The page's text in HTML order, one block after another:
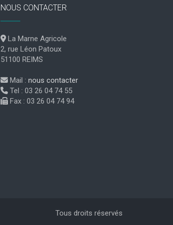
NOUS CONTACTER
La Marne Agricole
2, rue Léon Patoux
51100 REIMS
Mail : nous contacter
Tel : 03 26 04 74 55
Fax : 03 26 04 74 94
Tous droits réservés